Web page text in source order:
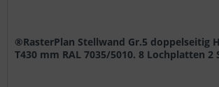
®RasterPlan Stellwand Gr.5 doppelseitig
T430 mm RAL 7035/5010. 8 Lochplatten